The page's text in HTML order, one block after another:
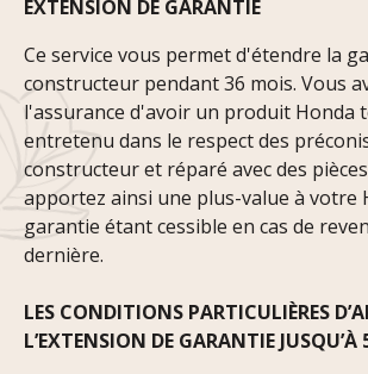
EXTENSION DE GARANTIE
Ce service vous permet d'étendre la
constructeur pendant 36 mois. Vous
l'assurance d'avoir un produit Honda
entretenu dans le respect des
constructeur et réparé avec des
apportez ainsi une plus-value à votre
garantie étant cessible en cas de
dernière.
LES CONDITIONS PARTICULIÈRES
L’EXTENSION DE GARANTIE JUSQU’À